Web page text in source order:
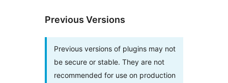
Previous Versions
Previous versions of plugins may not
be secure or stable. They are not
recommended for use on production